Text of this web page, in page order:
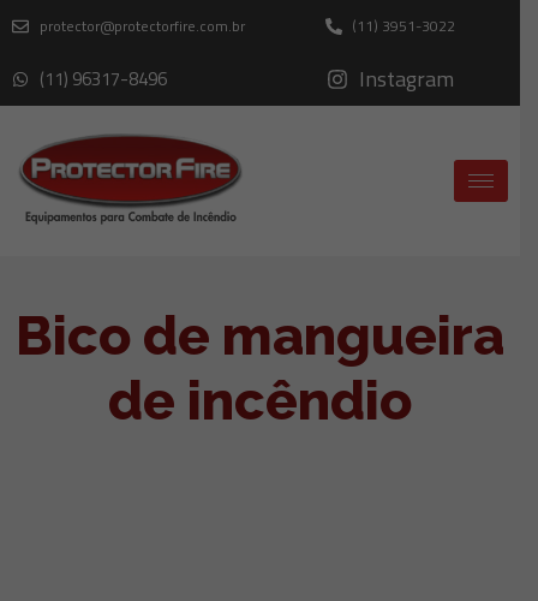
protector@protectorfire.com.br (11) 3951-3022
(11) 96317-8496 Instagram
Bico de mangueira
de incêndio